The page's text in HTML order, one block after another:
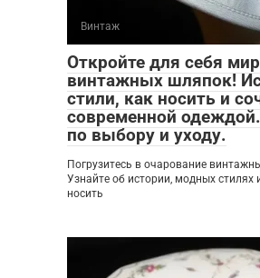
Винтаж
Откройте для себя мир
винтажных шляпок!
стили, как носить и
современной
по выбору и уходу.
Погрузитесь в очарование
Узнайте об истории, модных стилях
носить